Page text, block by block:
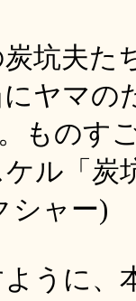
坑夫た
ヤマの
ものす
ル「炭
シャー)
うに、